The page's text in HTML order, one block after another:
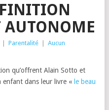
AUTONOME
Parentalité
Aucun
qu’offrent Alain Sotto et
enfant dans leur livre « le beau